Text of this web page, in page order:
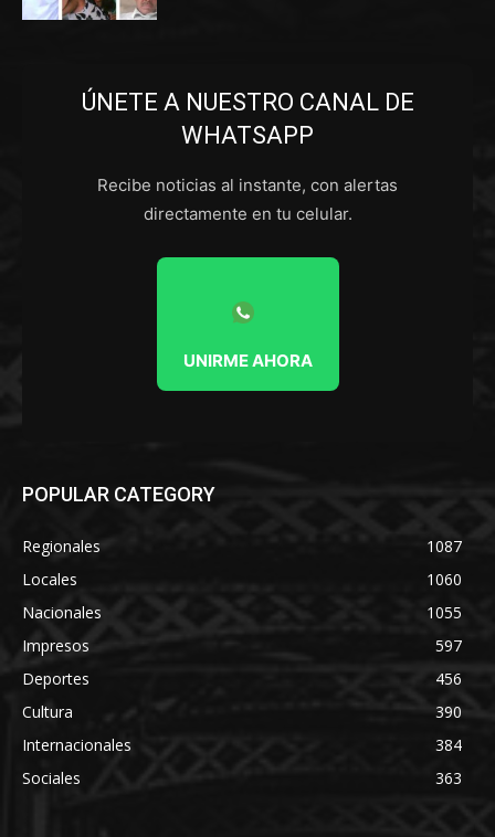
ÚNETE A NUESTRO CANAL DE
WHATSAPP
Recibe noticias al instante, con alertas
directamente en tu celular.
UNIRME AHORA
POPULAR CATEGORY
Regionales
1087
Locales
1060
Nacionales
1055
Impresos
597
Deportes
456
Cultura
390
Internacionales
384
Sociales
363